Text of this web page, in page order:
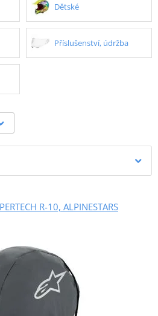
Dětské
Příslušenství, údržba
R-10, ALPINESTARS